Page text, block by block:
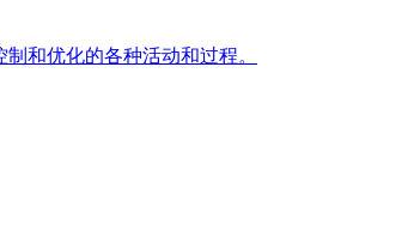
和优化的各种活动和过程。